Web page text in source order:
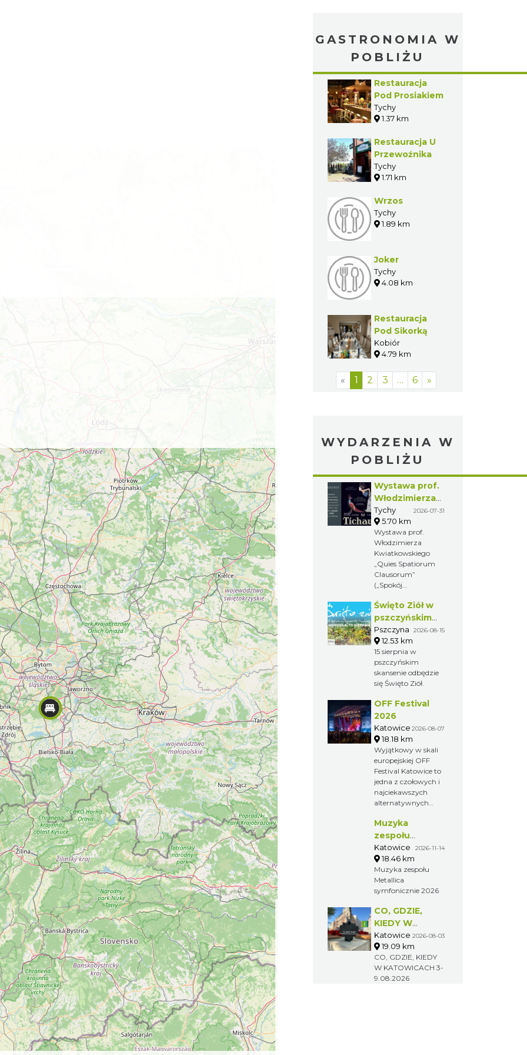
GASTRONOMIA W
POBLIŻU
Restauracja
Pod Prosiakiem
Tychy
1.37 km
Restauracja U
Przewoźnika
Tychy
1.71 km
Wrzos
Tychy
1.89 km
Joker
Tychy
4.08 km
Restauracja
Pod Sikorką
Kobiór
4.79 km
« 1 2 3 … 6 »
WYDARZENIA W
POBLIŻU
Wystawa prof.
Włodzimierza
Kwiatkowskiego
w Tichauer Art
Gallery
Tychy 2026-07-31
5.70 km
Wystawa prof.
Włodzimierza
Kwiatkowskiego
„Quies Spatiorum
Clausorum”
(„Spokój
przestrzeni”).
Wernisaż odbędzie
się 31 lipca 2026 r. o
godz. 18:00 w
Tichauer Art Gallery
w Browarze
Obywatelskim
Tichauer w Tychach.
Święto Ziół w
pszczyńskim
skansenie
Pszczyna 2026-08-15
12.53 km
15 sierpnia w
pszczyńskim
skansenie odbędzie
się Święto Ziół.
OFF Festival
2026
Katowice 2026-08-07
18.18 km
Wyjątkowy w skali
europejskiej OFF
Festival Katowice to
jedna z czołowych i
najciekawszych
alternatywnych
muzycznych w
Polsce, prezentujący
kilka scen z
udziałem niemalże
kilkuset
wykonawców z
Polski i zagranicy.
Muzyka
zespołu
Metallica
symfonicznie
2026
Katowice 2026-11-14
18.46 km
Muzyka zespołu
Metallica
symfonicznie 2026
CO, GDZIE,
KIEDY W
KATOWICACH
3-9.08.2026
Katowice 2026-08-03
19.09 km
CO, GDZIE, KIEDY
W KATOWICACH 3-
9.08.2026